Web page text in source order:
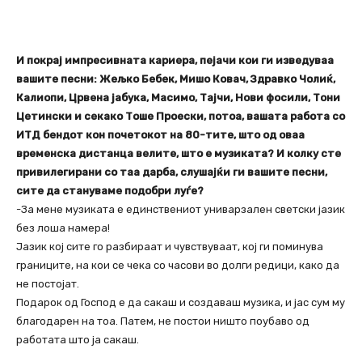
И покрај импресивната кариера, пејачи кои ги изведуваа
вашите песни: Жељко Бебек, Мишо Ковач, Здравко Чолиќ,
Калиопи, Црвена јабука, Масимо, Тајчи, Нови фосили, Тони
Цетински и секако Тоше Проески, потоа, вашата работа со
ИТД бендот кон почетокот на 80-тите, што од оваа
временска дистанца велите, што е музиката? И колку сте
привилегирани со таа дарба, слушајќи ги вашите песни,
сите да стануваме подобри луѓе?
-За мене музиката е единствениот униварзален светски јазик
без лоша намера!
Јазик кој сите го разбираат и чувствуваат, кој ги поминува
границите, на кои се чека со часови во долги редици, како да
не постојат.
Подарок од Господ е да сакаш и создаваш музика, и јас сум му
благодарен на тоа. Патем, не постои ништо поубаво од
работата што ја сакаш.